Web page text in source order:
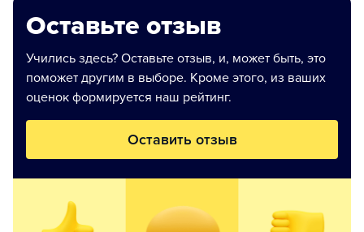
Оставьте отзыв
Учились здесь? Оставьте отзыв, и, может быть, это
поможет другим в выборе. Кроме этого, из ваших
оценок формируется наш рейтинг.
Оставить отзыв